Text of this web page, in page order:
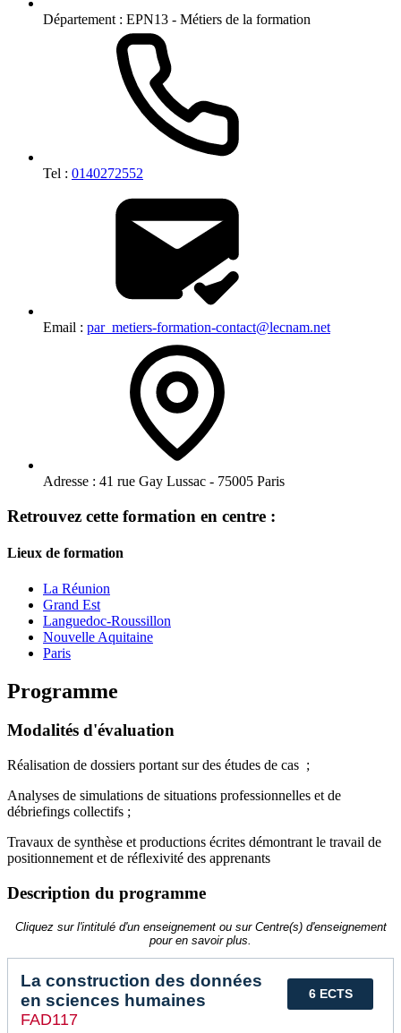
Département : EPN13 - Métiers de la formation
Tel : 0140272552
Email : par_metiers-formation-contact@lecnam.net
Adresse : 41 rue Gay Lussac - 75005 Paris
Retrouvez cette formation en centre :
Lieux de formation
La Réunion
Grand Est
Languedoc-Roussillon
Nouvelle Aquitaine
Paris
Programme
Modalités d'évaluation
Réalisation de dossiers portant sur des études de cas ;
Analyses de simulations de situations professionnelles et de
débriefings collectifs ;
Travaux de synthèse et productions écrites démontrant le travail de
positionnement et de réflexivité des apprenants
Description du programme
Cliquez sur l'intitulé d'un enseignement ou sur Centre(s) d'enseignement
pour en savoir plus.
6 ECTS
La construction des données
en sciences humaines
FAD117